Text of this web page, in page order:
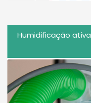
Humidificação ativa